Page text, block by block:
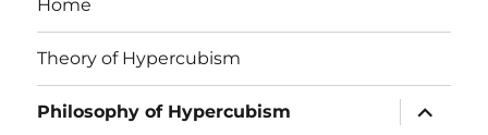
Home
Theory of Hypercubism
Philosophy of Hypercubism
näytä